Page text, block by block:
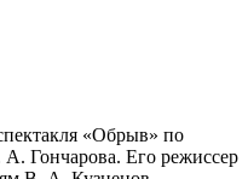
«Обрыв» по
Гончарова. Его режиссер